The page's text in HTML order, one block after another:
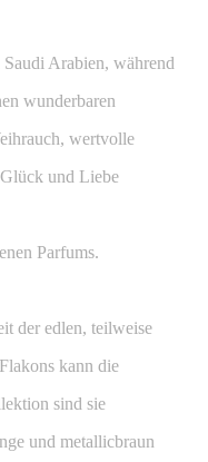
Arabien, während
wunderbaren
wertvolle
und Liebe
Parfums.
der edlen, teilweise
kann die
sind sie
und metallicbraun